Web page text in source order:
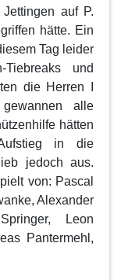
auf P.
hätte. Ein
Tag leider
und
die Herren I
alle
hätten
in die
jedoch aus.
von: Pascal
Alexander
Leon
Pantermehl,